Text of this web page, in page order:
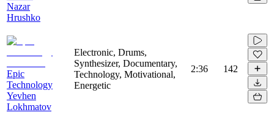
Nazar
Hrushko
Epic
Technology
Yevhen
Lokhmatov
Electronic, Drums,
Synthesizer, Documentary,
Technology, Motivational,
Energetic
2:36 142